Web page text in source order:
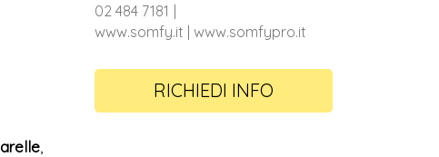
02 484 7181
www.somfy.it | www.somfypro.it
RICHIEDI INFO